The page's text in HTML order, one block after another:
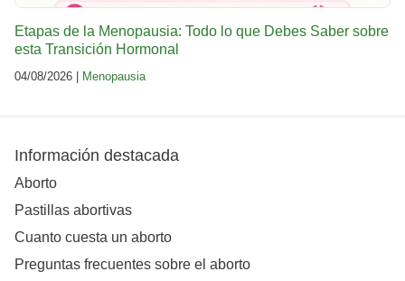
Etapas de la Menopausia: Todo lo que Debes Saber sobre
esta Transición Hormonal
04/08/2026 | Menopausia
Información destacada
Aborto
Pastillas abortivas
Cuanto cuesta un aborto
Preguntas frecuentes sobre el aborto